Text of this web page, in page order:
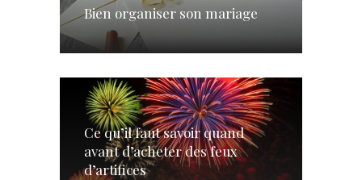
Bien organiser son mariage
Ce qu’il faut savoir quand
avant d’acheter des feux
d’artifices